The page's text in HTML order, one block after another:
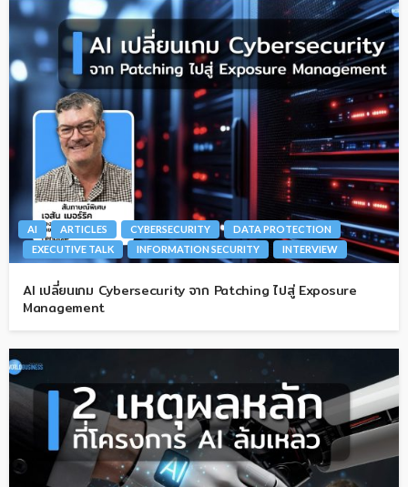
AI ARTICLES CYBERSECURITY
DATA PROTECTION
EXECUTIVE TALK
INFORMATION SECURITY INTERVIEW
AI เปลี่ยนเกม Cybersecurity จาก Patching ไปสู่ Exposure
Management